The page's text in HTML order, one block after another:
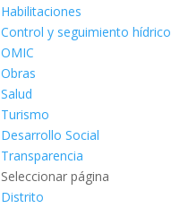
Habilitaciones
Control y seguimiento hídrico
OMIC
Obras
Salud
Turismo
Desarrollo Social
Transparencia
Seleccionar página
Distrito